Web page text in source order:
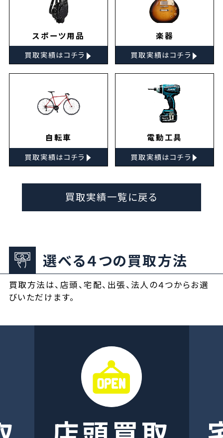
スポーツ用品
買取実績はコチラ ▸
楽器
買取実績はコチラ ▸
自転車
買取実績はコチラ ▸
電動工具
買取実績はコチラ ▸
買取実績一覧に戻る
選べる４つの買取方法
買取方法は、店頭、宅配、出張、法人の４つからお選
びいただけます。